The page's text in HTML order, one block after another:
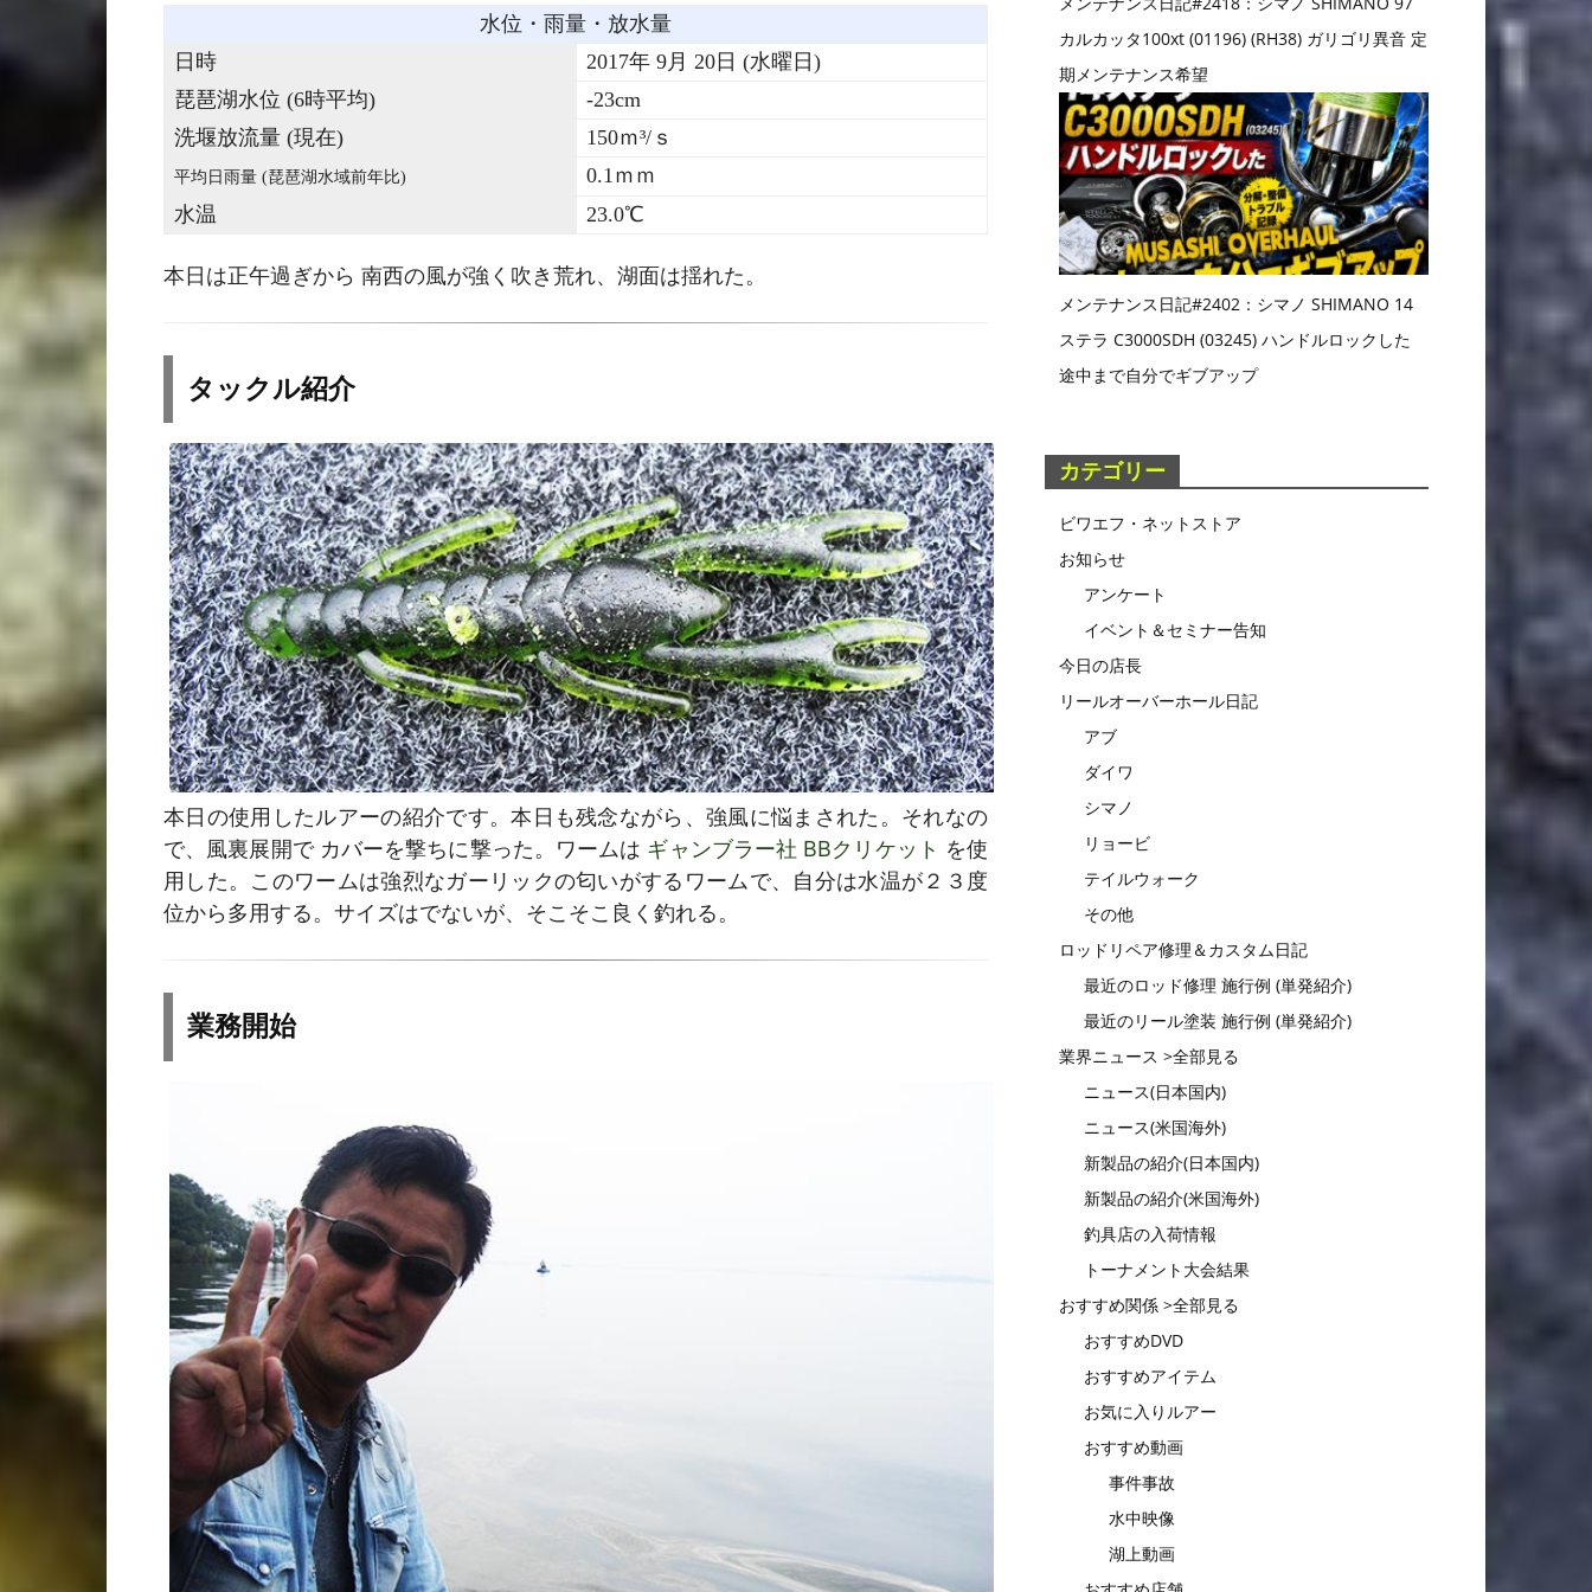
水位・雨量・放水量
日時
2017年 9月 20日 (水曜日)
琵琶湖水位 (6時平均)
-23cm
洗堰放流量 (現在)
150ｍ³/ｓ
平均日雨量 (琵琶湖水域前年比)
0.1ｍｍ
水温
23.0℃
本日は正午過ぎから 南西の風が強く吹き荒れ、湖面は揺れた。
タックル紹介
本日の使用したルアーの紹介です。本日も残念ながら、強風に悩まされた。それなの
で、風裏展開で カバーを撃ちに撃った。ワームは ギャンブラー社 BBクリケット を使
用した。このワームは強烈なガーリックの匂いがするワームで、自分は水温が２３度
位から多用する。サイズはでないが、そこそこ良く釣れる。
業務開始
カルカッタ100xt (01196) (RH38) ガリゴリ異音 定
期メンテナンス希望
メンテナンス日記#2402：シマノ SHIMANO 14
ステラ C3000SDH (03245) ハンドルロックした
途中まで自分でギブアップ
カテゴリー
ビワエフ・ネットストア
お知らせ
アンケート
イベント＆セミナー告知
今日の店長
リールオーバーホール日記
アブ
ダイワ
シマノ
リョービ
テイルウォーク
その他
ロッドリペア修理＆カスタム日記
最近のロッド修理 施行例 (単発紹介)
最近のリール塗装 施行例 (単発紹介)
業界ニュース >全部見る
ニュース(日本国内)
ニュース(米国海外)
新製品の紹介(日本国内)
新製品の紹介(米国海外)
釣具店の入荷情報
トーナメント大会結果
おすすめ関係 >全部見る
おすすめDVD
おすすめアイテム
お気に入りルアー
おすすめ動画
事件事故
水中映像
湖上動画